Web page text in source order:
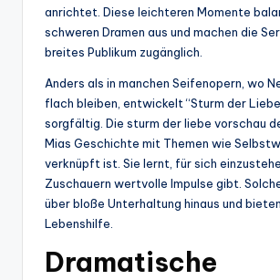
anrichtet. Diese leichteren Momente
schweren Dramen aus und machen die
breites Publikum zugänglich.
Anders als in manchen Seifenopern, wo
flach bleiben, entwickelt “Sturm der
sorgfältig. Die sturm der liebe vorschau
Mias Geschichte mit Themen wie
verknüpft ist. Sie lernt, für sich
Zuschauern wertvolle Impulse gibt.
über bloße Unterhaltung hinaus und
Lebenshilfe.
Dramatische